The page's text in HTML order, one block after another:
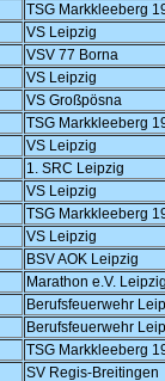
TSG Markkleeberg
VS Leipzig
VSV 77 Borna
VS Leipzig
VS Großpösna
TSG Markkleeberg
VS Leipzig
1. SRC Leipzig
VS Leipzig
TSG Markkleeberg
VS Leipzig
BSV AOK Leipzig
Marathon e.V.
Berufsfeuerwehr
Berufsfeuerwehr
TSG Markkleeberg
SV Regis-Breitingen